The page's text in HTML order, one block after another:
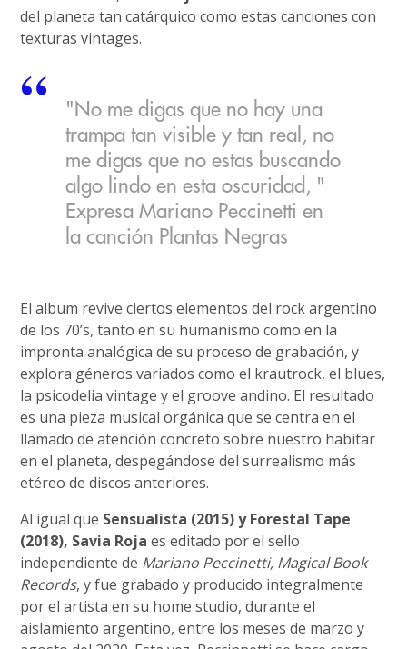
del planeta tan catárquico como estas canciones con
texturas vintages.
"No me digas que no hay una
trampa tan visible y tan real, no
me digas que no estas buscando
algo lindo en esta oscuridad, "
Expresa Mariano Peccinetti en
la canción Plantas Negras
El album revive ciertos elementos del rock argentino
de los 70’s, tanto en su humanismo como en la
impronta analógica de su proceso de grabación, y
explora géneros variados como el krautrock, el blues,
la psicodelia vintage y el groove andino. El resultado
es una pieza musical orgánica que se centra en el
llamado de atención concreto sobre nuestro habitar
en el planeta, despegándose del surrealismo más
etéreo de discos anteriores.
Al igual que Sensualista (2015) y Forestal Tape
(2018), Savia Roja es editado por el sello
independiente de Mariano Peccinetti, Magical Book
Records, y fue grabado y producido integralmente
por el artista en su home studio, durante el
aislamiento argentino, entre los meses de marzo y